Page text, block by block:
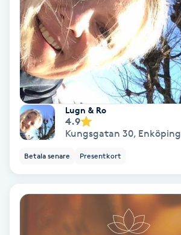
Hollywood Peel
Hot Stone Massage
Hot yoga
Hudföryngring
Huduppstramning
Lugn & Ro
4.9
Kungsgatan 30, Enköping
Betala senare Presentkort